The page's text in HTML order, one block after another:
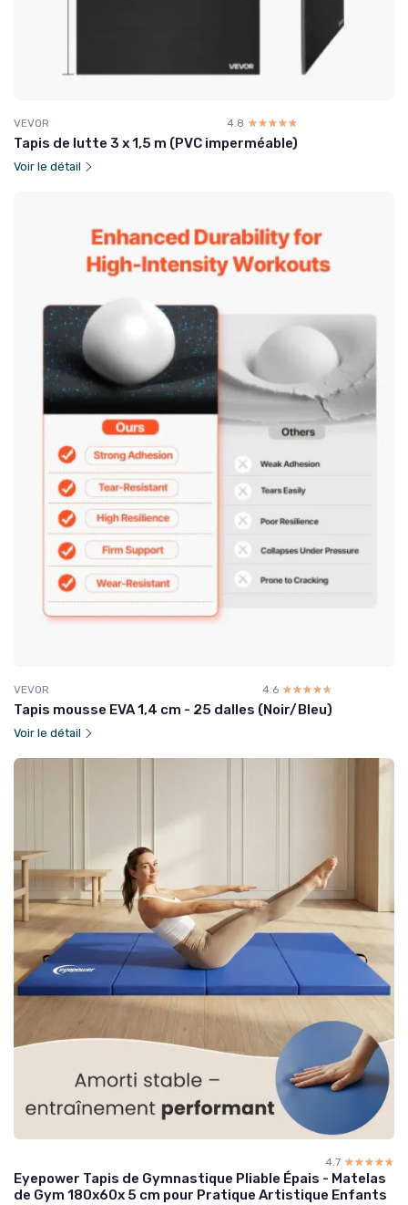
VEVOR 4.8 ☆☆☆☆☆
★★★★★
Tapis de lutte 3 x 1,5 m (PVC imperméable)
Voir le détail
VEVOR 4.6 ☆☆☆☆☆
★★★★★
Tapis mousse EVA 1,4 cm - 25 dalles (Noir/Bleu)
Voir le détail
4.7 ☆☆☆☆☆
★★★★★
Eyepower Tapis de Gymnastique Pliable Épais - Matelas
de Gym 180x60x 5 cm pour Pratique Artistique Enfants